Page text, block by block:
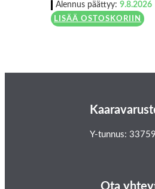
Alennus päättyy:9.8.2026
LISÄÄ OSTOSKORIIN
Y-tunnus: